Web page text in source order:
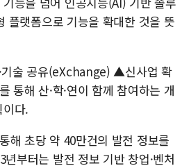
플랫폼으로 기능을 확대한 것을 뜻
술 공유(eXchange) ▲신사업 확
통해 산·학·연이 함께 참여하는 개
다.
해 초당 약 40만건의 발전 정보를
부터는 발전 정보 기반 창업·벤처